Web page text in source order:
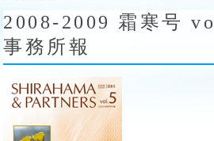
2008-2009 霜寒号
事務所報